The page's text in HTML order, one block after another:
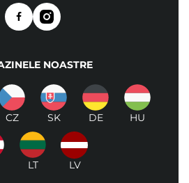
NOASTRE
CZ SK DE HU
LT LV